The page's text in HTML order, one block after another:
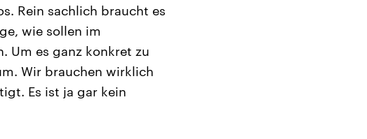
Rein sachlich braucht es
wie sollen im
Um es ganz konkret zu
Wir brauchen wirklich
Es ist ja gar kein